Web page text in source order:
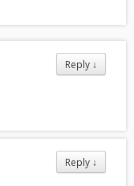
Reply ↓
Reply ↓